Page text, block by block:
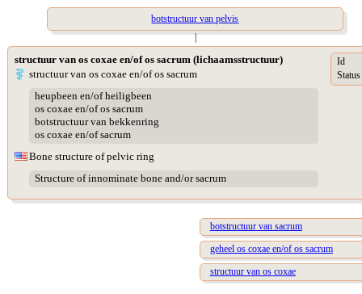
botstructuur van pelvis
|
structuur van os coxae en/of os sacrum (lichaamsstructuur)
structuur van os coxae en/of os sacrum
heupbeen en/of heiligbeen
os coxae en/of os sacrum
botstructuur van bekkenring
os coxae en/of sacrum
Bone structure of pelvic ring
Structure of innominate bone and/or sacrum
Id
Status
botstructuur van sacrum
geheel os coxae en/of os sacrum
structuur van os coxae